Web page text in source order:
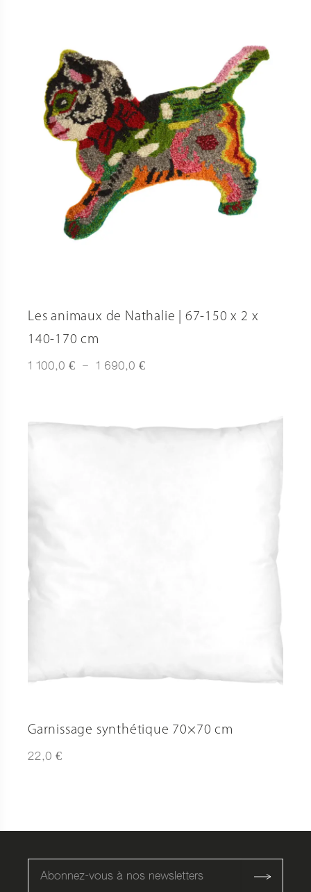
Les animaux de Nathalie | 67-150 x 2 x
140-170 cm
1 100,0 € – 1 690,0 €Plage
Garnissage synthétique 70×70 cm
22,0 €